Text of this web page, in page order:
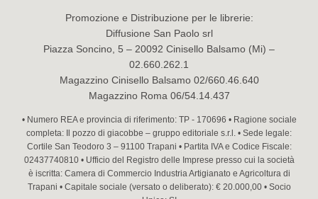
Promozione e Distribuzione per le librerie:
Diffusione San Paolo srl
Piazza Soncino, 5 – 20092 Cinisello Balsamo (Mi) –
02.660.262.1
Magazzino Cinisello Balsamo 02/660.46.640
Magazzino Roma 06/54.14.437
• Numero REA e provincia di riferimento: TP - 170696 • Ragione sociale
completa: Il pozzo di giacobbe – gruppo editoriale s.r.l. • Sede legale:
Cortile San Teodoro 3 – 91100 Trapani • Partita IVA e Codice Fiscale:
02437740810 • Ufficio del Registro delle Imprese presso cui la società
è iscritta: Camera di Commercio Industria Artigianato e Agricoltura di
Trapani • Capitale sociale (versato o deliberato): € 20.000,00 • Socio